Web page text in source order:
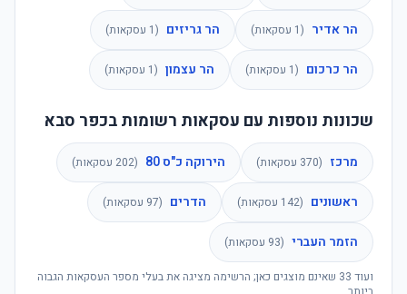
הר אדיר (
1 עסקאות) הר גריזים (
1 עסקאות)
הר כרכום (
1 עסקאות) הר עצמון (
1 עסקאות)
שכונות נוספות עם עסקאות רשומות בכפר סבא
מרכז (
370 עסקאות) הירוקה כ"ס 80 (
202 עסקאות)
ראשונים (
142 עסקאות) הדרים (
97 עסקאות)
הזמר העברי (
93 עסקאות)
ועוד 33 שאינם מוצגים כאן; הרשימה מציגה את בעלי מספר העסקאות הגבוה